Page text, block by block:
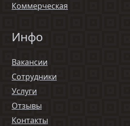
Коммерческая
Инфо
Вакансии
Сотрудники
Услуги
Отзывы
Контакты